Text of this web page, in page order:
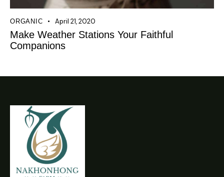
ORGANIC April 21, 2020
Make Weather Stations Your Faithful
Companions